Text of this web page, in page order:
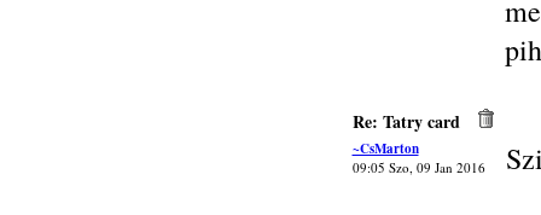
Re: Tatry card
~CsMarton
09:05 Szo, 09 Jan 2016